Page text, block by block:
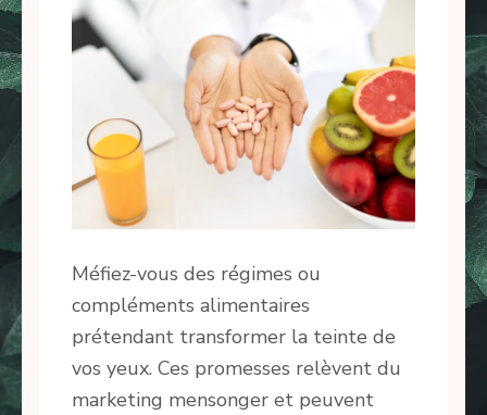
Méfiez-vous des régimes ou
compléments alimentaires
prétendant transformer la teinte de
vos yeux. Ces promesses relèvent du
marketing mensonger et peuvent